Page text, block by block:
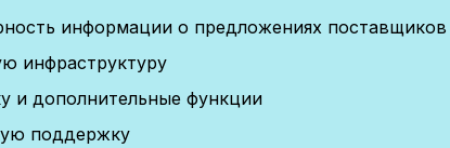
информации о предложениях поставщиков
инфраструктуру
и дополнительные функции
поддержку